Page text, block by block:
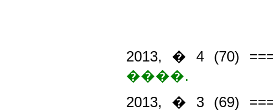
2013, � 4 (70)
����.
2013, � 3 (69)